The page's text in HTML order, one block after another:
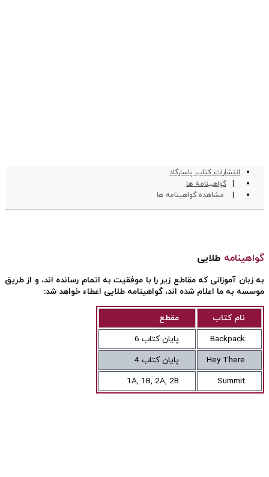
انتشارات کتاب پاسارگاد
گواهینامه ها
مشاهده گواهینامه ها
گواهینامه طلایی
به زبان آموزانی که مقاطع زیر را با موفقیت به اتمام رسانده اند، و از طریق
موسسه به ما اعلام شده اند، گواهینامه طلایی اعطاء خواهد شد:
نام کتاب
مقطع
Backpack
پایان کتاب 6
Hey There
پایان کتاب 4
Summit
1A, 1B, 2A, 2B